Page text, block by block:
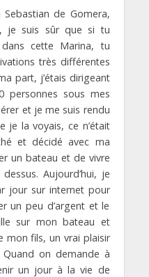
de Gomera,
je suis sûr que si tu
cette Marina, tu
très différentes
part, j’étais dirigeant
personnes sous mes
et je me suis rendu
je la voyais, ce n’était
et décidé avec ma
un bateau et de vivre
Aujourd’hui, je
jour sur internet pour
un peu d’argent et le
sur mon bateau et
fils, un vrai plaisir
Quand on demande à
un jour à la vie de